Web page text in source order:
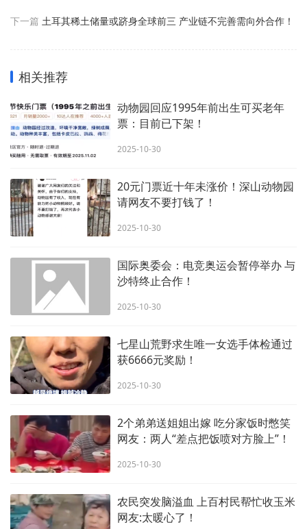
下一篇 土耳其稀土储量或跻身全球前三 产业链不完善需向外合作！
相关推荐
动物园回应1995年前出生可买老年
票：目前已下架！
2025-10-30
20元门票近十年未涨价！深山动物园
请网友不要打钱了！
2025-10-30
国际奥委会：电竞奥运会暂停举办 与
沙特终止合作！
2025-10-30
七星山荒野求生唯一女选手体检通过
获6666元奖励！
2025-10-30
2个弟弟送姐姐出嫁 吃分家饭时憋笑
网友：两人“差点把饭喷对方脸上”！
2025-10-30
农民突发脑溢血 上百村民帮忙收玉米
网友:太暖心了！